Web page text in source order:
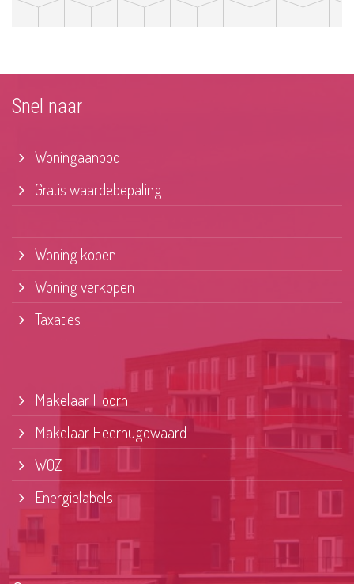
Snel naar
Woningaanbod
Gratis waardebepaling
Woning kopen
Woning verkopen
Taxaties
Makelaar Hoorn
Makelaar Heerhugowaard
WOZ
Energielabels